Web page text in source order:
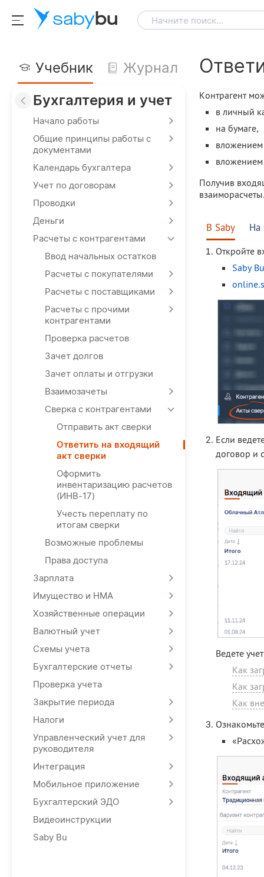
sabybu Начните поиск...
Учебник
Журнал
Бухгалтерия и учет
Начало работы
Общие принципы работы с
документами
Календарь бухгалтера
Учет по договорам
Проводки
Деньги
Расчеты с контрагентами
Ввод начальных остатков
Расчеты с покупателями
Расчеты с поставщиками
Расчеты с прочими
контрагентами
Проверка расчетов
Зачет долгов
Зачет оплаты и отгрузки
Взаимозачеты
Сверка с контрагентами
Отправить акт сверки
Ответить на входящий
акт сверки
Оформить
инвентаризацию расчетов
(ИНВ-17)
Учесть переплату по
итогам сверки
Возможные проблемы
Права доступа
Зарплата
Имущество и НМА
Хозяйственные операции
Валютный учет
Схемы учета
Бухгалтерские отчеты
Проверка учета
Закрытие периода
Налоги
Управленческий учет для
руководителя
Интеграция
Мобильное приложение
Бухгалтерский ЭДО
Видеоинструкции
Saby Bu
Контрагент
в личный
на бумаге,
вложением
вложением
Получив
В Saby На
Откройте
Saby Bu
Если
договор и
Ведете
Как
Как
Как